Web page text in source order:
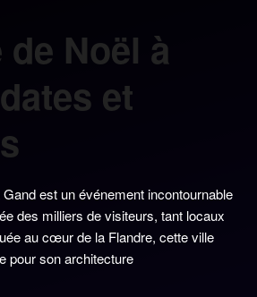
Noël à
et
est un événement incontournable
des milliers de visiteurs, tant locaux
au cœur de la Flandre, cette ville
pour son architecture